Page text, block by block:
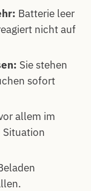
Batterie leer
nicht auf
Sie stehen
sofort
allem im
Situation